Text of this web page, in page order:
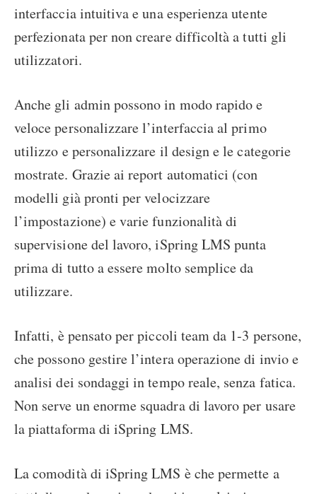
interfaccia intuitiva e una esperienza utente
perfezionata per non creare difficoltà a tutti gli
utilizzatori.
Anche gli admin possono in modo rapido e
veloce personalizzare l’interfaccia al primo
utilizzo e personalizzare il design e le categorie
mostrate. Grazie ai report automatici (con
modelli già pronti per velocizzare
l’impostazione) e varie funzionalità di
supervisione del lavoro, iSpring LMS punta
prima di tutto a essere molto semplice da
utilizzare.
Infatti, è pensato per piccoli team da 1-3 persone,
che possono gestire l’intera operazione di invio e
analisi dei sondaggi in tempo reale, senza fatica.
Non serve un enorme squadra di lavoro per usare
la piattaforma di iSpring LMS.
La comodità di iSpring LMS è che permette a